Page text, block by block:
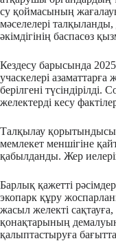
су қоймасының
мәселелері
әкімдігінің баспасөз
Кездесу барысында
учаскелері
берілгені
желектерді кесу
Талқылау қорытындысы
мемлекет меншігіне
қабылданды. Жер
Барлық қажетті
экопарк құру
жасыл желекті
қонақтарының
қалыптастыруға